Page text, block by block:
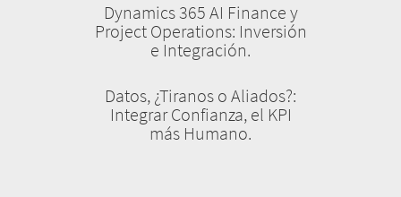
Dynamics 365 AI Finance y
Project Operations: Inversión
e Integración.
Datos, ¿Tiranos o Aliados?:
Integrar Confianza, el KPI
más Humano.